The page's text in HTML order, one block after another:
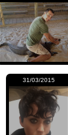
31/03/2015